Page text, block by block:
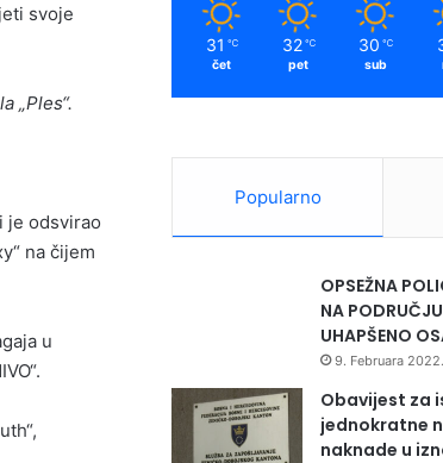
svoje
„Ples“.
je odsvirao
na čijem
u
31 ℃
čet
32 ℃
pet
30 ℃
sub
Popularno
OPSEŽNA
NA
UHAPŠENO
9. Februara 2022.
Obavijest za
jednokratne
naknade u